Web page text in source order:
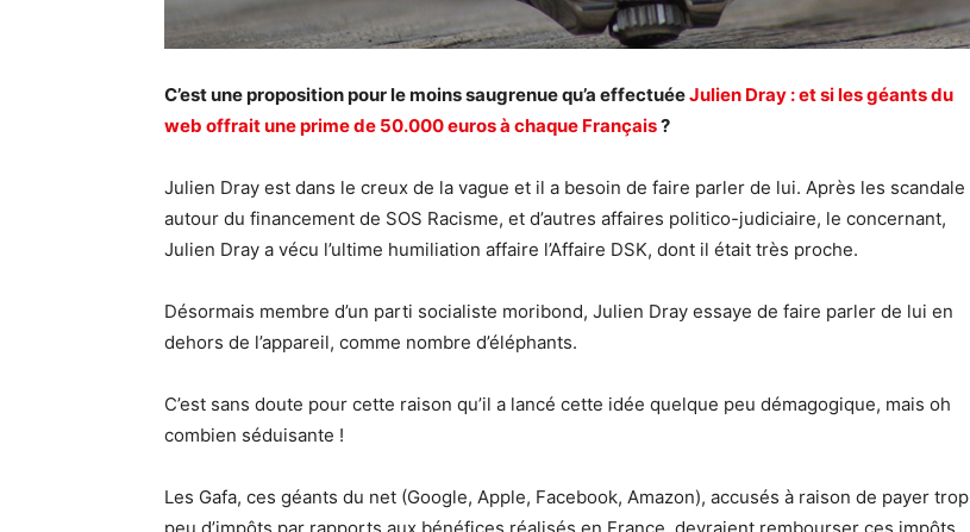
C’est une proposition pour le moins saugrenue qu’a effectuéeJulien Dray : et si les géants du
web offrait une prime de 50.000 euros à chaque Français?
Julien Dray est dans le creux de la vague et il a besoin de faire parler de lui. Après les scandale
autour du financement de SOS Racisme, et d’autres affaires politico-judiciaire, le concernant,
Julien Dray a vécu l’ultime humiliation affaire l’Affaire DSK, dont il était très proche.
Désormais membre d’un parti socialiste moribond, Julien Dray essaye de faire parler de lui en
dehors de l’appareil, comme nombre d’éléphants.
C’est sans doute pour cette raison qu’il a lancé cette idée quelque peu démagogique, mais oh
combien séduisante !
Les Gafa, ces géants du net (Google, Apple, Facebook, Amazon), accusés à raison de payer trop
peu d’impôts par rapports aux bénéfices réalisés en France, devraient rembourser ces impôts